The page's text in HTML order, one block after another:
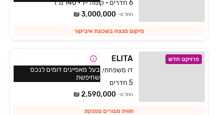
6 חדרים • קומה -1 • 140 מ״ר
החל מ- 3,000,000 ₪
מיקום מנצח בשכונת איביקור
פרויקט חדש ELITA
דו משפחתי, הפרחים, כפר ורדים
5 חדרים
החל מ- 2,590,000 ₪
חווית מגורים מפנקת
בעל מאפיינים דומים לנכס
שחיפשת